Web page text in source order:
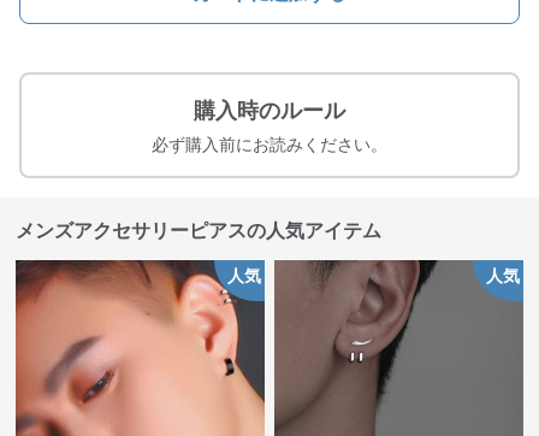
購入時のルール
必ず購入前にお読みください。
メンズアクセサリーピアスの人気アイテム
人気 人気